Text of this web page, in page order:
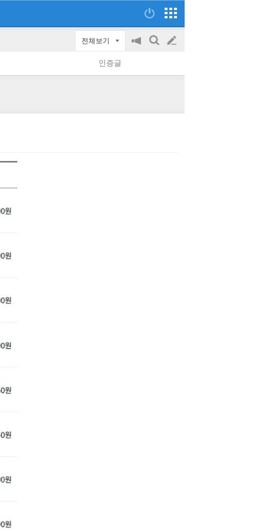
전체보기
공
on/off
검
글
쓰
인증글